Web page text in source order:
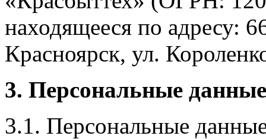
находящееся по адресу:
Красноярск, ул.
3. Персональные
3.1. Персональные